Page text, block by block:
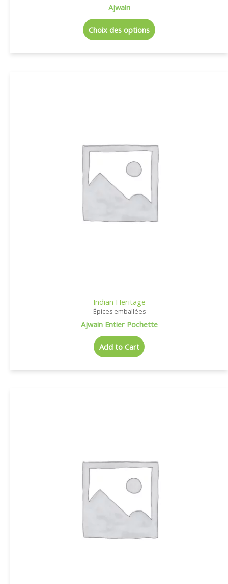
Ajwain
Choix des options
Indian Heritage
Épices emballées
Ajwain Entier Pochette
Add to Cart